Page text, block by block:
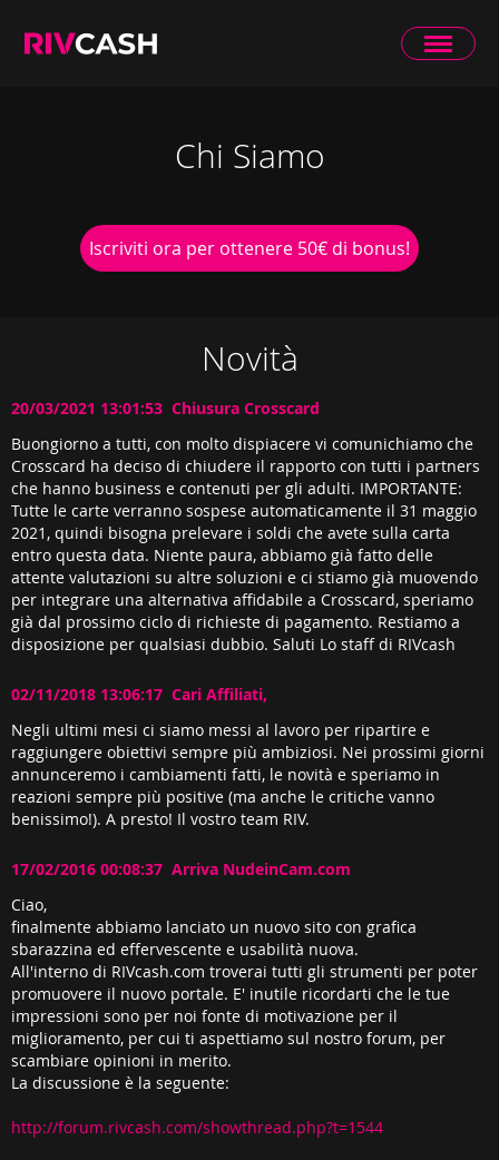
Chi Siamo
Iscriviti ora per ottenere 50€ di bonus!
Novità
20/03/2021 13:01:53 Chiusura Crosscard
Buongiorno a tutti, con molto dispiacere vi comunichiamo che
Crosscard ha deciso di chiudere il rapporto con tutti i partners
che hanno business e contenuti per gli adulti. IMPORTANTE:
Tutte le carte verranno sospese automaticamente il 31 maggio
2021, quindi bisogna prelevare i soldi che avete sulla carta
entro questa data. Niente paura, abbiamo già fatto delle
attente valutazioni su altre soluzioni e ci stiamo già muovendo
per integrare una alternativa affidabile a Crosscard, speriamo
già dal prossimo ciclo di richieste di pagamento. Restiamo a
disposizione per qualsiasi dubbio. Saluti Lo staff di RIVcash
02/11/2018 13:06:17 Cari Affiliati,
Negli ultimi mesi ci siamo messi al lavoro per ripartire e
raggiungere obiettivi sempre più ambiziosi. Nei prossimi giorni
annunceremo i cambiamenti fatti, le novità e speriamo in
reazioni sempre più positive (ma anche le critiche vanno
benissimo!). A presto! Il vostro team RIV.
17/02/2016 00:08:37 Arriva NudeinCam.com
Ciao,
finalmente abbiamo lanciato un nuovo sito con grafica
sbarazzina ed effervescente e usabilità nuova.
All'interno di RIVcash.com troverai tutti gli strumenti per poter
promuovere il nuovo portale. E' inutile ricordarti che le tue
impressioni sono per noi fonte di motivazione per il
miglioramento, per cui ti aspettiamo sul nostro forum, per
scambiare opinioni in merito.
La discussione è la seguente:
http://forum.rivcash.com/showthread.php?t=1544